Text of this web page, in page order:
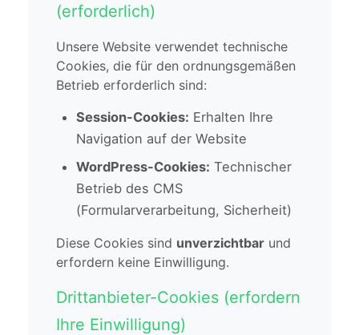
(erforderlich)
Unsere Website verwendet technische
Cookies, die für den ordnungsgemäßen
Betrieb erforderlich sind:
Session-Cookies: Erhalten Ihre
Navigation auf der Website
WordPress-Cookies: Technischer
Betrieb des CMS
(Formularverarbeitung, Sicherheit)
Diese Cookies sind unverzichtbar und
erfordern keine Einwilligung.
Drittanbieter-Cookies (erfordern
Ihre Einwilligung)